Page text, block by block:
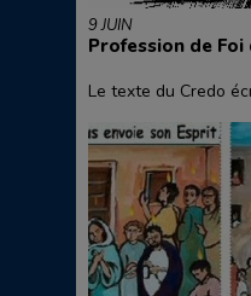
9 JUIN
Profession de
Le texte du Credo